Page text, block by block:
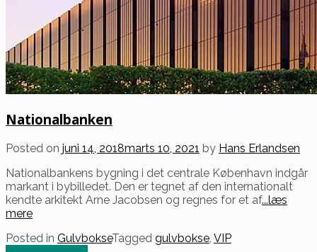
Nationalbanken
Posted on juni 14, 2018marts 10, 2021 by Hans Erlandsen
Nationalbankens bygning i det centrale København indgår
markant i bybilledet. Den er tegnet af den internationalt
kendte arkitekt Arne Jacobsen og regnes for et af...læs
mere
Posted in GulvbokseTagged gulvbokse VIP